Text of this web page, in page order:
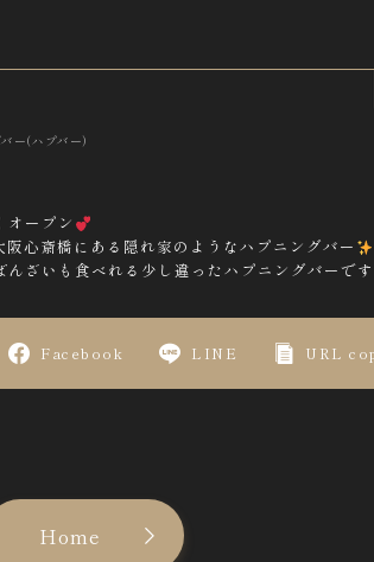
ー(ハプバー)
オープン
心斎橋にある隠れ家のようなハプニングバー
んざいも食べれる少し違ったハプニングバーです
Facebook LINE URL
Home